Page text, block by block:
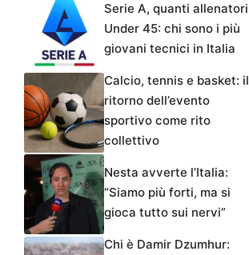
Serie A, quanti allenatori
Under 45: chi sono i più
giovani tecnici in Italia
Calcio, tennis e basket: il
ritorno dell’evento
sportivo come rito
collettivo
Nesta avverte l’Italia:
“Siamo più forti, ma si
gioca tutto sui nervi”
Chi è Damir Dzumhur: